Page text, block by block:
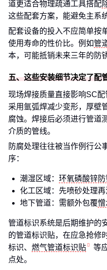
道更适合物理疏通工具搭配
这些配套方案，能避免主系
配套设备的投入不应简单按
使用寿命的性价比。例如管
本，可能抵销未来三年的防
五、这些安装细节决定了配
现场焊接质量直接影响SC
采用氩弧焊减少变形，厚壁
腐蚀。焊接后必须进行管道
介质的管线。
防腐处理往往被当作例行公
序：
潮湿区域： 环氧磷酸锌防
化工区域：先喷砂处理
地下管道：需额外包覆憎
管道标识系统是后期维护的
的管道标识贴，在应急抢修
标识、 燃气管道标识贴
等
点处。